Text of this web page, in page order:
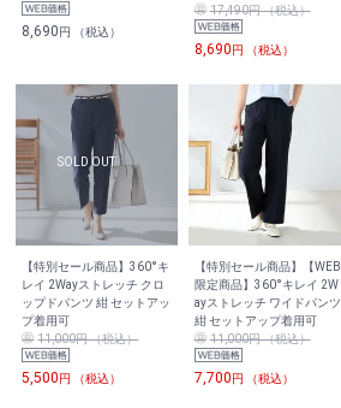
8,690円 （税込）
17,490円 （税込）
8,690円 （税込）
【特別セール商品】360°キ
レイ 2Wayストレッチ クロ
ップドパンツ 紺 セットアッ
プ着用可
11,000円 （税込）
5,500円 （税込）
【特別セール商品】【WEB
限定商品】360°キレイ 2W
ayストレッチ ワイドパンツ
紺 セットアップ着用可
11,000円 （税込）
7,700円 （税込）